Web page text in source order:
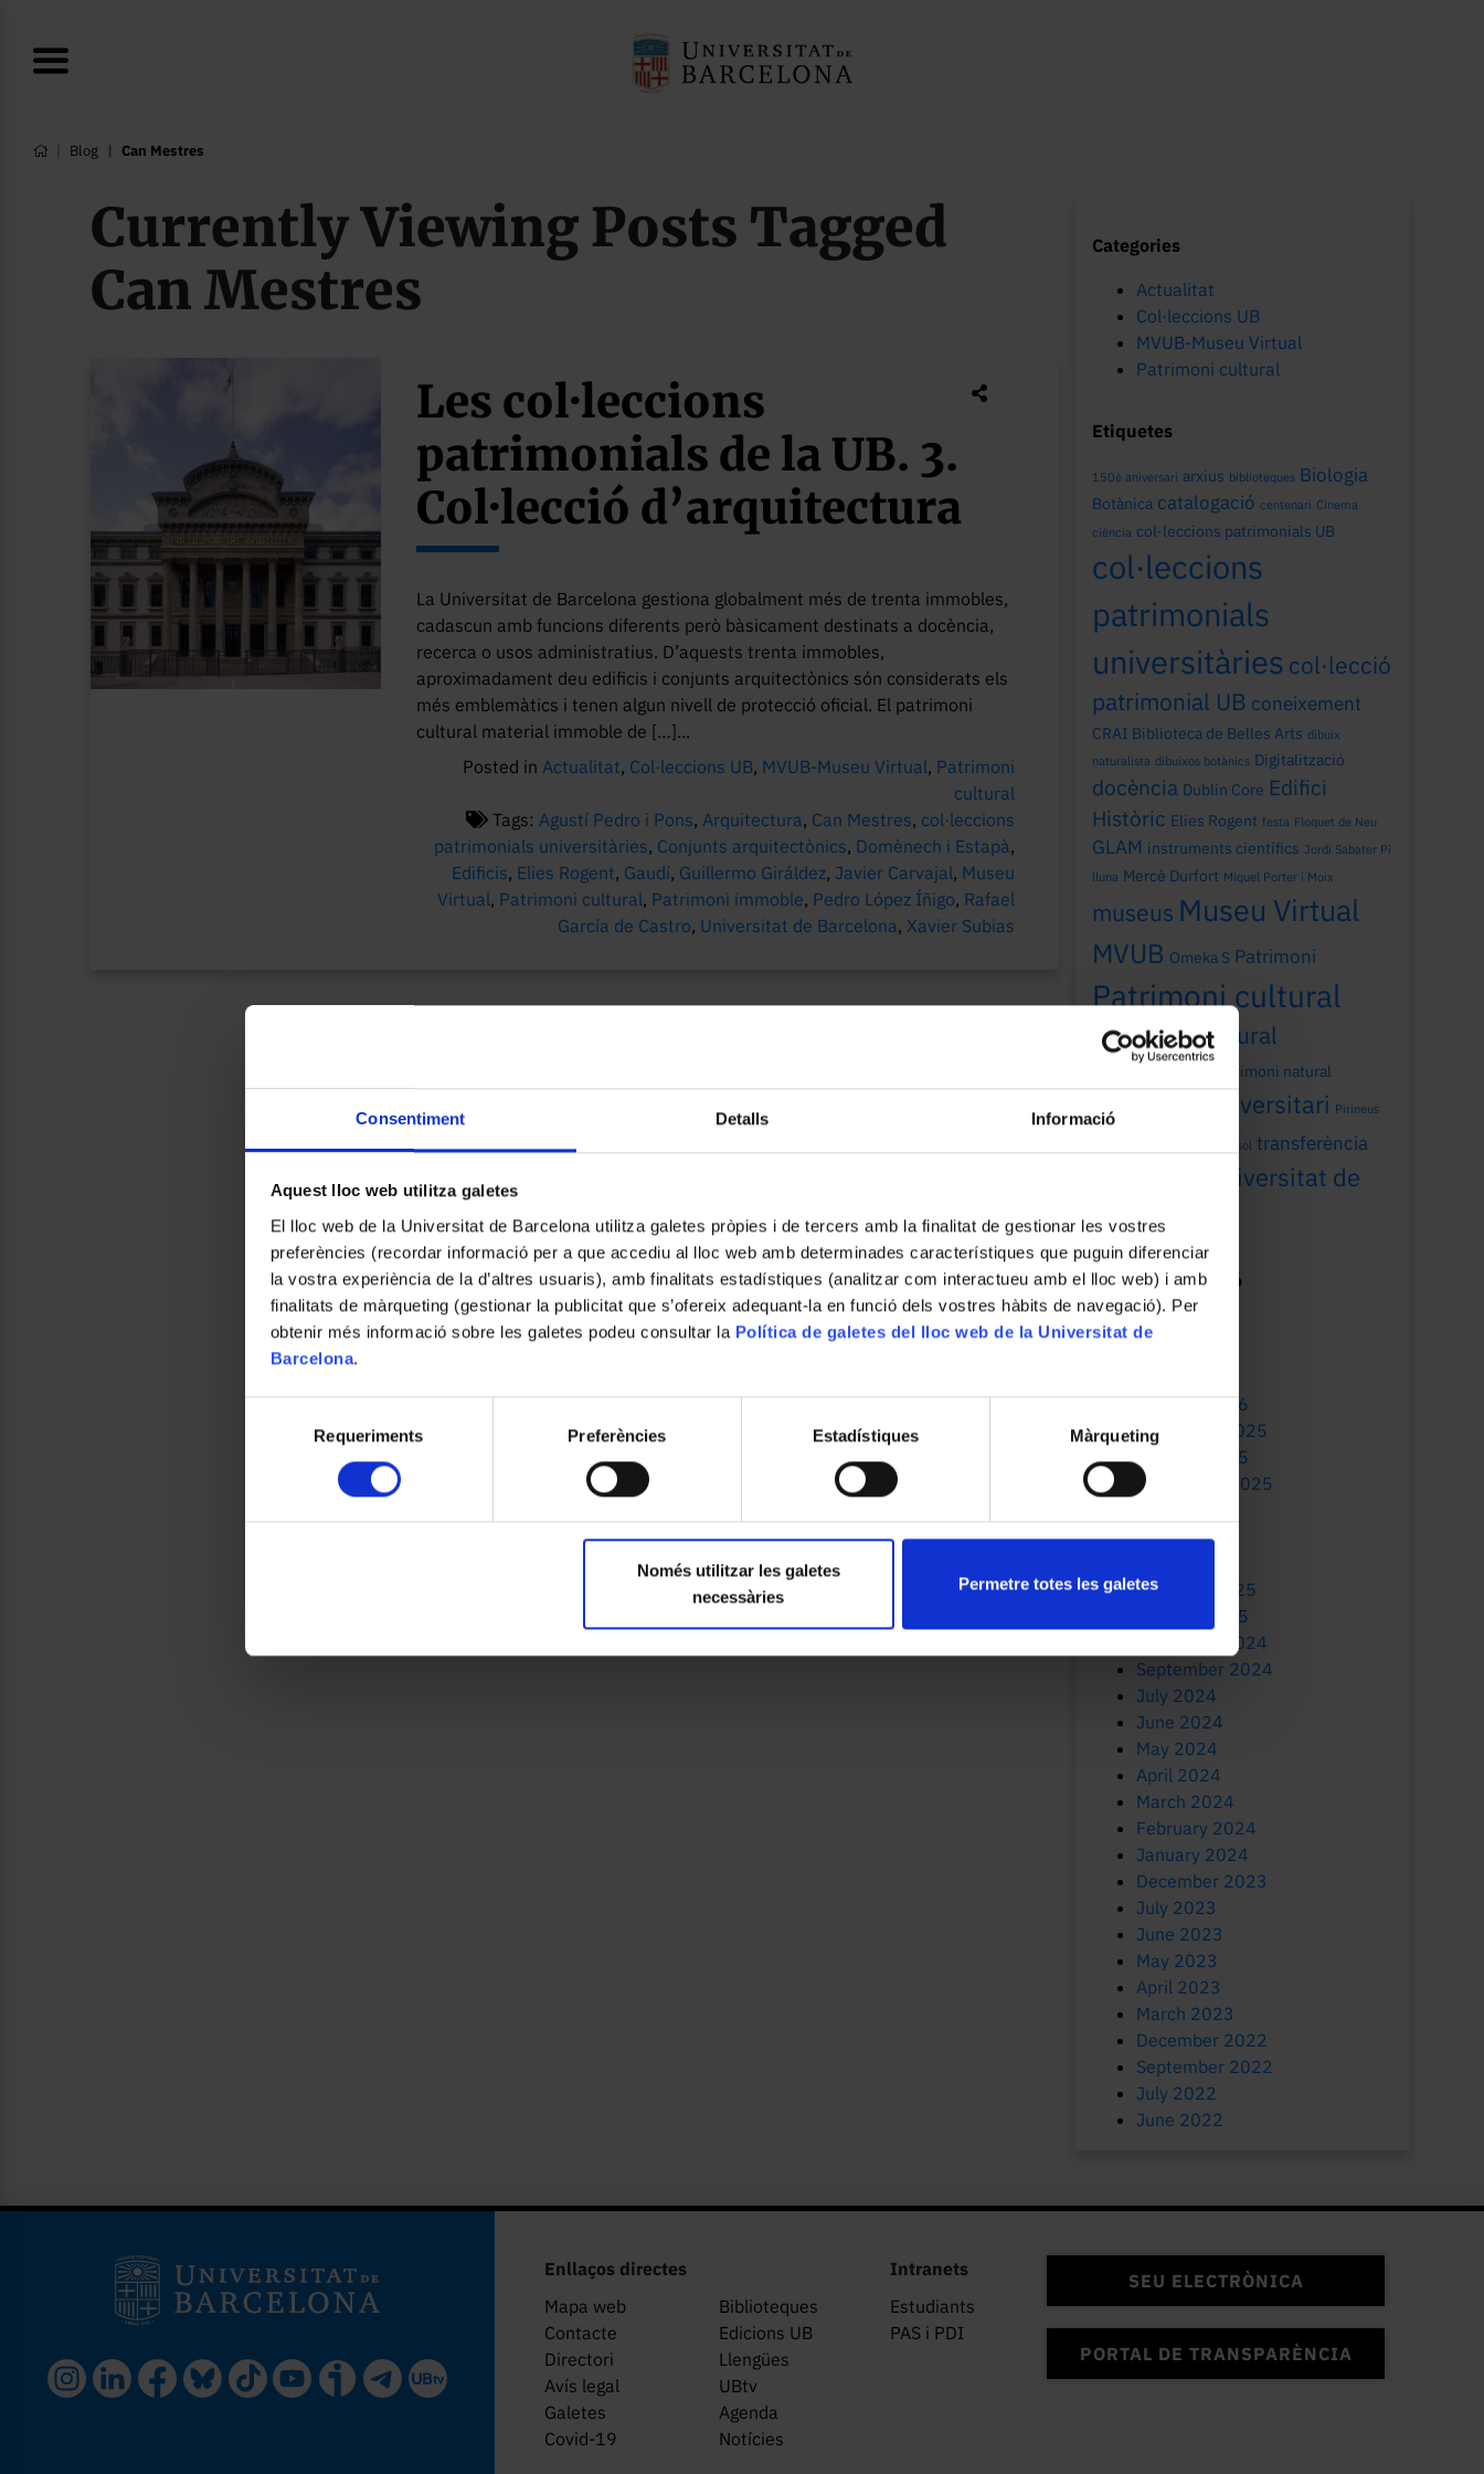
Consentiment Detalls Informació
Aquest lloc web utilitza galetes
El lloc web de la Universitat de Barcelona utilitza galetes pròpies i de tercers amb la finalitat de gestionar les vostres
preferències (recordar informació per a que accediu al lloc web amb determinades característiques que puguin diferenciar
la vostra experiència de la d’altres usuaris), amb finalitats estadístiques (analitzar com interactueu amb el lloc web) i amb
finalitats de màrqueting (gestionar la publicitat que s’ofereix adequant-la en funció dels vostres hàbits de navegació). Per
obtenir més informació sobre les galetes podeu consultar la Política de galetes del lloc web de la Universitat de
Barcelona.
Requeriments Preferències Estadístiques Màrqueting
Només utilitzar les galetes
necessàries
Permetre totes les galetes
Blog Can Mestres
Currently Viewing Posts Tagged
Can Mestres
Les col·leccions
patrimonials de la UB. 3.
Col·lecció d’arquitectura
La Universitat de Barcelona gestiona globalment més de trenta immobles,
cadascun amb funcions diferents però bàsicament destinats a docència,
recerca o usos administratius. D’aquests trenta immobles,
aproximadament deu edificis i conjunts arquitectònics són considerats els
més emblemàtics i tenen algun nivell de protecció oficial. El patrimoni
cultural material immoble de […]...
Posted inActualitat, Col·leccions UB, MVUB-Museu Virtual, Patrimoni
cultural
Tags:Agustí Pedro i Pons,Arquitectura, Can Mestres, col·leccions
patrimonials universitàries, Conjunts arquitectònics, Domènech i Estapà,
Edificis, Elies Rogent, Gaudí, Guillermo Giráldez, Javier Carvajal, Museu
Virtual, Patrimoni cultural, Patrimoni immoble, Pedro López Íñigo, Rafael
García de Castro, Universitat de Barcelona, Xavier Subias
Categories
Actualitat
Col·leccions UB
MVUB-Museu Virtual
Patrimoni cultural
Etiquetes
150è aniversari arxius biblioteques Biologia
Botànica catalogació centenari Cinema
ciència col·leccions patrimonials UB
col·leccions
patrimonials
universitàries col·lecció
patrimonial UB coneixement
CRAI Biblioteca de Belles Arts dibuix
naturalista dibuixos botànics Digitalització
docència Dublin Core Edifici
Històric Elies Rogent festa Floquet de Neu
GLAM instruments científics Jordi Sabater Pi
lluna Mercè Durfort Miquel Porter i Moix
museus Museu Virtual
MVUB Omeka S Patrimoni
Patrimoni cultural
patrimoni cultural
universitari
patrimoni natural
patrimoni universitari Pirineus
sol transferència
Universitat de
Barcelona
Mes de publicació
July 2026
January 2026
December 2025
October 2025
September 2025
June 2025
February 2025
January 2025
November 2024
September 2024
July 2024
June 2024
May 2024
April 2024
March 2024
February 2024
January 2024
December 2023
July 2023
June 2023
May 2023
April 2023
March 2023
December 2022
September 2022
July 2022
June 2022
Enllaços directes
Mapa web
Biblioteques
Contacte
Edicions UB
Directori
Llengües
Avís legal
UBtv
Galetes
Agenda
Covid-19
Notícies
Intranets
Estudiants
PAS i PDI
SEU ELECTRÒNICA
PORTAL DE TRANSPARÈNCIA